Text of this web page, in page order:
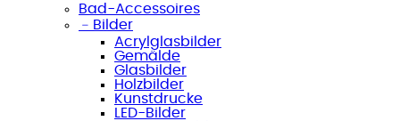
Bad-Accessoires
﹣ Bilder
Acrylglasbilder
Gemälde
Glasbilder
Holzbilder
Kunstdrucke
LED-Bilder